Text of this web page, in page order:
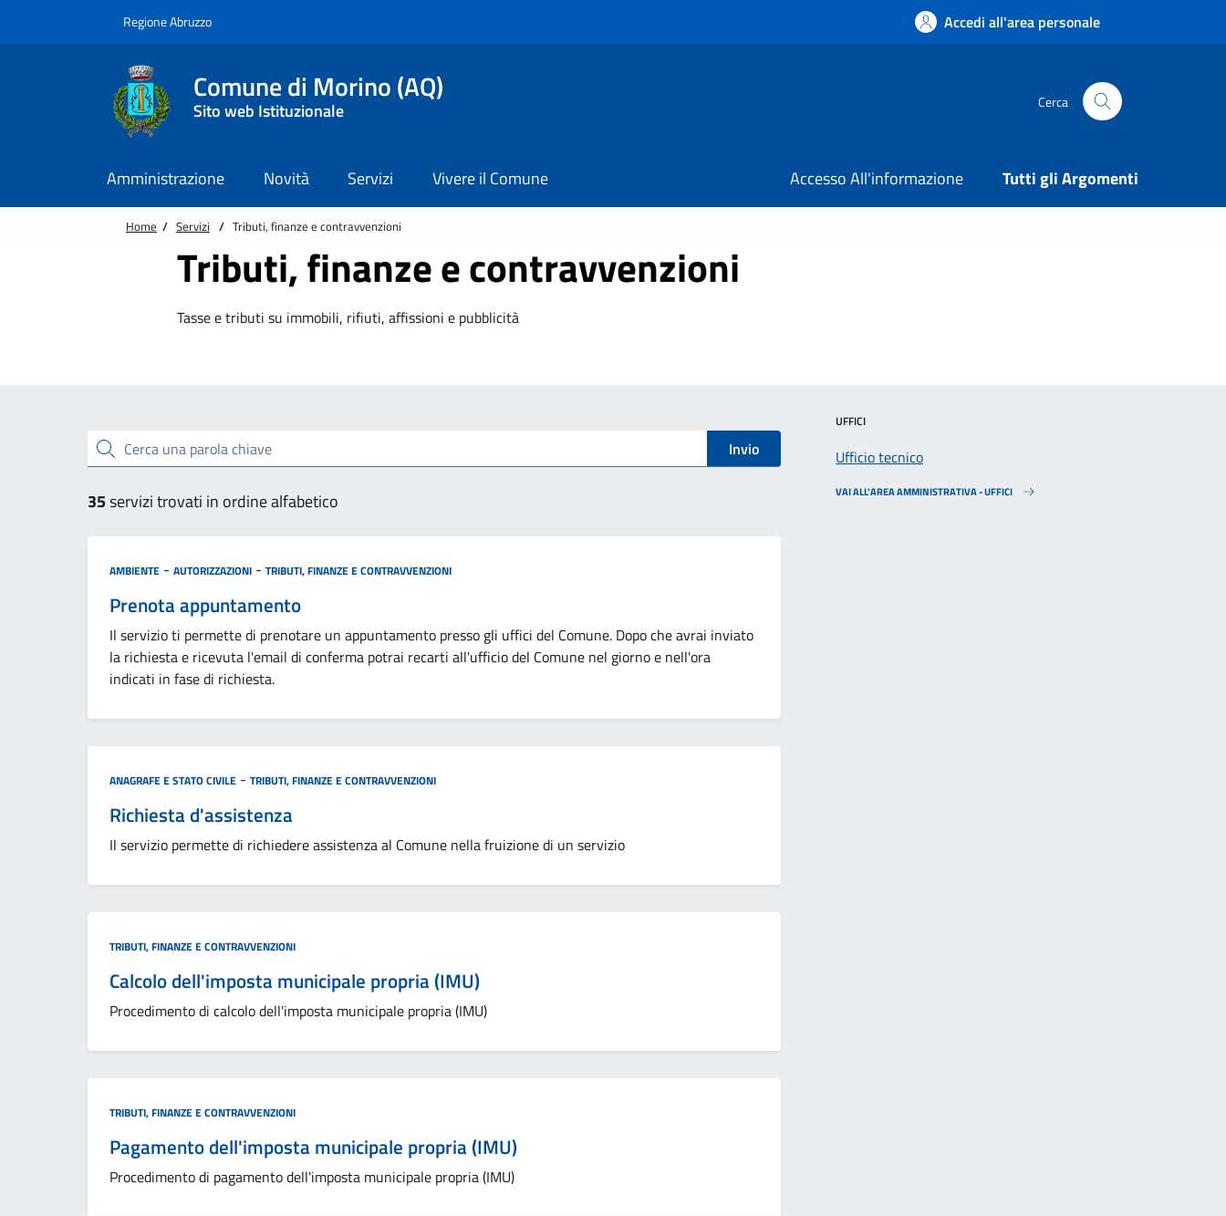
Regione Abruzzo Accedi all'area personale
Comune di Morino (AQ)
Sito web Istituzionale Cerca
Amministrazione Novità Servizi Vivere il Comune Accesso All'informazione Tutti gli Argomenti
Home / Servizi / Tributi, finanze e contravvenzioni
Tributi, finanze e contravvenzioni
Tasse e tributi su immobili, rifiuti, affissioni e pubblicità
Cerca una parola chiave Invio
35servizi trovati in ordine alfabetico
Categoria:
AMBIENTE - AUTORIZZAZIONI - TRIBUTI, FINANZE E CONTRAVVENZIONI
Prenota appuntamento
Il servizio ti permette di prenotare un appuntamento presso gli uffici del Comune. Dopo che avrai inviato
la richiesta e ricevuta l'email di conferma potrai recarti all'ufficio del Comune nel giorno e nell'ora
indicati in fase di richiesta.
Categoria:
ANAGRAFE E STATO CIVILE - TRIBUTI, FINANZE E CONTRAVVENZIONI
Richiesta d'assistenza
Il servizio permette di richiedere assistenza al Comune nella fruizione di un servizio
Categoria:
TRIBUTI, FINANZE E CONTRAVVENZIONI
Calcolo dell'imposta municipale propria (IMU)
Procedimento di calcolo dell'imposta municipale propria (IMU)
Categoria:
TRIBUTI, FINANZE E CONTRAVVENZIONI
Pagamento dell'imposta municipale propria (IMU)
Procedimento di pagamento dell'imposta municipale propria (IMU)
UFFICI
Ufficio tecnico
VAI ALL'AREA AMMINISTRATIVA - UFFICI